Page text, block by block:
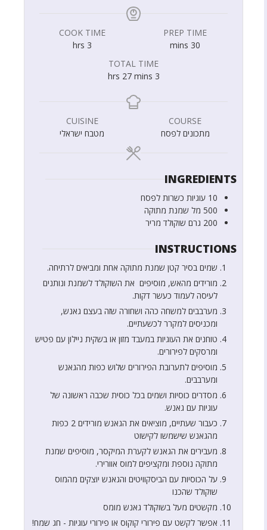
PREP TIME
30
mins
COOK TIME
3
hrs
TOTAL TIME
3
hrs 27 mins
COURSE
מתכונים לפסח
CUISINE
מטבח ישראלי
INGREDIENTS
10 עוגיות כשרות לפסח
500 מל שמנת מתוקה
200 גרם שוקולד מריר
INSTRUCTIONS
שמים בסיר קטן שמנת מתוקה אחת ומביאים לרתיחה.
מורידים מהאש, מוסיפים את השוקולד לשמנת ונותנים
לעיסה לעמוד כעשר דקות.
מערבבים למשחה כהה ושחורה שזה בעצם גאנש,
ומכניסים למקרר לכשעתיים.
טוחנים את העוגיות במעבד מזון או בשקית ניילון עם פטיש
ומרסקים לפירורים.
מוסיפים לתערובת הפירורים שלוש כפות מהגאנש
ומערבבים.
מסדרים כוסיות ושמים בכל כוסית שכבה ראשונה של
עוגיות עם גאנש.
כעבור שעתיים, מוציאים את הגאנש מורידים 2 כפות
מהגאנש שישמשו לקישוט
מעבירים את הגאנש לקערת המיקסר, מוסיפים שמנת
מתוקה נוספת ומקציפים למוס אוורירי.
על הכוסיות עם הביסקוויטים והגאנש יוצקים מהמוס
שוקולד שהכנו
מקשטים מעל בשוקולד גאנש מומס
אפשר לקשט עם פירורי קוקוס או פירורי עוגיות - חג שמח!